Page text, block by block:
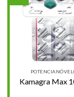
Kamagra Max